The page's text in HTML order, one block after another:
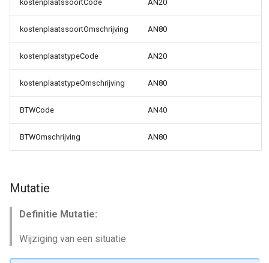
kostenplaatssoortCode AN20
kostenplaatssoortOmschrijving AN80
kostenplaatstypeCode AN20
kostenplaatstypeOmschrijving AN80
BTWCode AN40
BTWOmschrijving AN80
Mutatie
Definitie Mutatie:
Wijziging van een situatie